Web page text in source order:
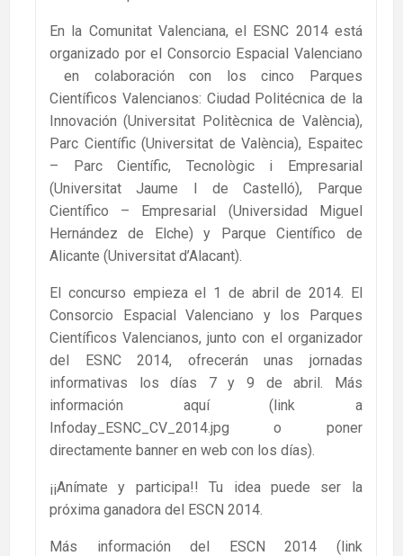
En la Comunitat Valenciana, el ESNC 2014 está
organizado por el Consorcio Espacial Valenciano
en colaboración con los cinco Parques
Científicos Valencianos: Ciudad Politécnica de la
Innovación (Universitat Politècnica de València),
Parc Científic (Universitat de València), Espaitec
– Parc Científic, Tecnològic i Empresarial
(Universitat Jaume I de Castelló), Parque
Científico – Empresarial (Universidad Miguel
Hernández de Elche) y Parque Científico de
Alicante (Universitat d’Alacant).
El concurso empieza el 1 de abril de 2014. El
Consorcio Espacial Valenciano y los Parques
Científicos Valencianos, junto con el organizador
del ESNC 2014, ofrecerán unas jornadas
informativas los días 7 y 9 de abril. Más
información aquí (link a
Infoday_ESNC_CV_2014.jpg o poner
directamente banner en web con los días).
¡¡Anímate y participa!! Tu idea puede ser la
próxima ganadora del ESCN 2014.
Más información del ESCN 2014 (link